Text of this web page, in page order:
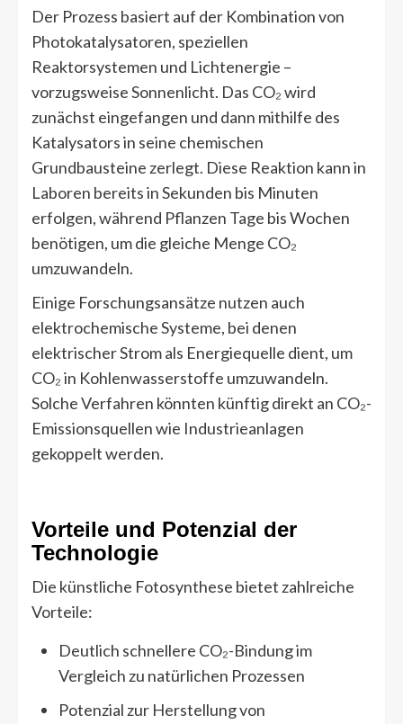
Der Prozess basiert auf der Kombination von
Photokatalysatoren, speziellen
Reaktorsystemen und Lichtenergie –
vorzugsweise Sonnenlicht. Das CO₂ wird
zunächst eingefangen und dann mithilfe des
Katalysators in seine chemischen
Grundbausteine zerlegt. Diese Reaktion kann in
Laboren bereits in Sekunden bis Minuten
erfolgen, während Pflanzen Tage bis Wochen
benötigen, um die gleiche Menge CO₂
umzuwandeln.
Einige Forschungsansätze nutzen auch
elektrochemische Systeme, bei denen
elektrischer Strom als Energiequelle dient, um
CO₂ in Kohlenwasserstoffe umzuwandeln.
Solche Verfahren könnten künftig direkt an CO₂-
Emissionsquellen wie Industrieanlagen
gekoppelt werden.
Vorteile und Potenzial der
Technologie
Die künstliche Fotosynthese bietet zahlreiche
Vorteile:
Deutlich schnellere CO₂-Bindung im
Vergleich zu natürlichen Prozessen
Potenzial zur Herstellung von